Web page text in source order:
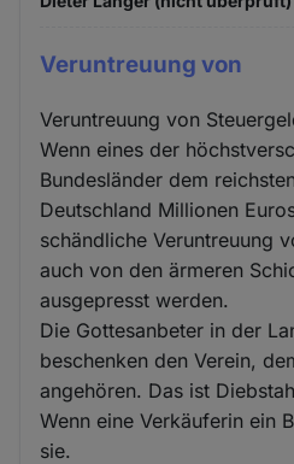
Veruntreuung von
Veruntreuung von
Wenn eines der
Bundesländer dem
Deutschland Millionen
schändliche Veruntreuung
auch von den ärmeren
ausgepresst werden.
Die Gottesanbeter in der
beschenken den Verein,
angehören. Das ist
Wenn eine Verkäuferin ein
sie.